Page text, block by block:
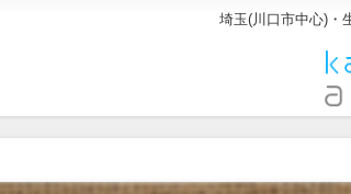
埼玉(川口市中心)・